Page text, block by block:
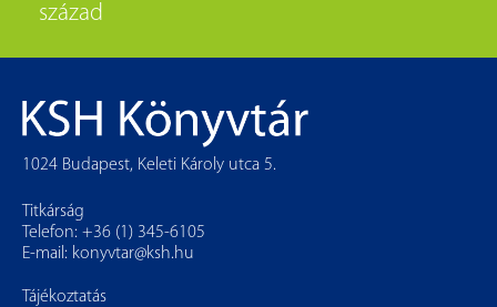
század
1024 Budapest, Keleti Károly utca 5.
Titkárság
Telefon: +36 (1) 345-6105
E-mail: konyvtar@ksh.hu
Tájékoztatás